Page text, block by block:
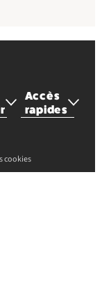
Accès
rapides
cookies